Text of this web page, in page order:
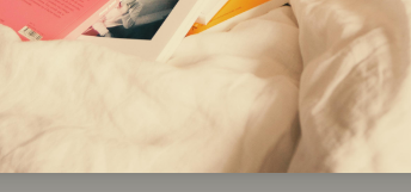
Mantenerme conectado
Acceder